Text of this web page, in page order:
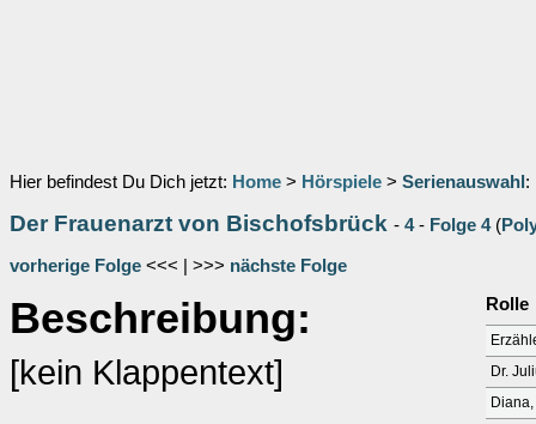
Hier befindest Du Dich jetzt: Home > Hörspiele > Serienauswahl :
Der Frauenarzt von Bischofsbrück - 4- Folge 4(
vorherige Folge <<< | >>> nächste Folge
Beschreibung:
[kein Klappentext]
Rolle
Dr.